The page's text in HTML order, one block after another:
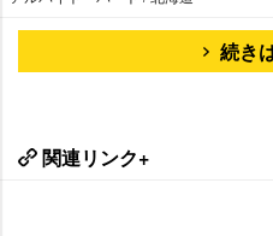
続き
関連リンク+